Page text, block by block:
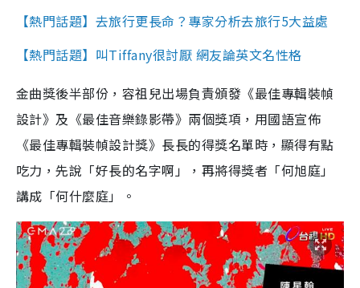
【熱門話題】去旅行更長命？專家分析去旅行5大益處
【熱門話題】叫Tiffany很討厭 網友論英文名性格
金曲獎後半部份，容祖兒出場負責頒發《最佳專輯裝幀
設計》及《最佳音樂錄影帶》兩個獎項，用國語宣佈
《最佳專輯裝幀設計獎》長長的得獎名單時，顯得有點
吃力，先說「好長的名字啊」，再將得獎者「何旭庭」
講成「何什麼庭」。